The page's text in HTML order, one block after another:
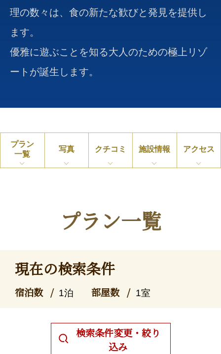
理の数々は、食の新たな歓びと発見を提供し
ます。
優雅に遊ぶことを知る大人のための極上リゾ
ートが誕生します。
プラン
一覧
写真 クチコミ 施設情報 アクセス
プラン一覧
現在の検索条件
宿泊数 1泊 部屋数 1室
検索条件変更・絞り
込み